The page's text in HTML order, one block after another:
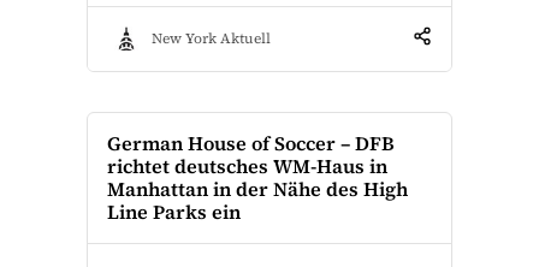
New York Aktuell
German House of Soccer – DFB
richtet deutsches WM-Haus in
Manhattan in der Nähe des High
Line Parks ein